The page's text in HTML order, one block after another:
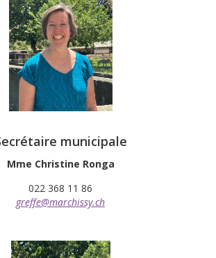
municipale
Mme Christine Ronga
022 368 11 86
greffe@marchissy.ch